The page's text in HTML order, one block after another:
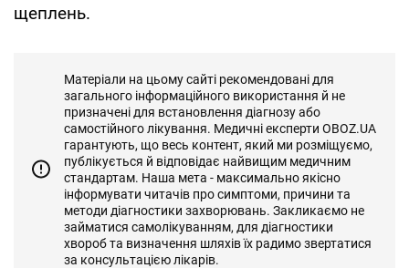
щеплень.
Матеріали на цьому сайті рекомендовані для
загального інформаційного використання й не
призначені для встановлення діагнозу або
самостійного лікування. Медичні експерти OBOZ.UA
гарантують, що весь контент, який ми розміщуємо,
публікується й відповідає найвищим медичним
стандартам. Наша мета - максимально якісно
інформувати читачів про симптоми, причини та
методи діагностики захворювань. Закликаємо не
займатися самолікуванням, для діагностики
хвороб та визначення шляхів їх радимо звертатися
за консультацією лікарів.